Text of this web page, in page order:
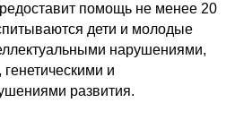
помощь не менее 20
дети и молодые
нарушениями,
и
развития.